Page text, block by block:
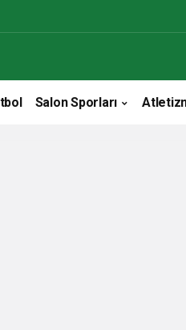
Salon Sporları